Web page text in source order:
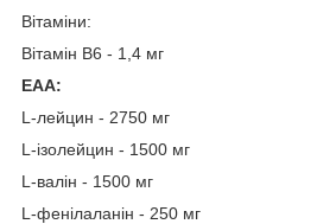
Вітаміни:
Вітамін В6 - 1,4 мг
EAA:
L-лейцин - 2750 мг
L-ізолейцин - 1500 мг
L-валін - 1500 мг
L-фенілаланін - 250 мг